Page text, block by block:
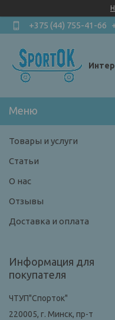
+375 (44) 755-41-66
Товары и услуги
Статьи
О нас
Отзывы
Доставка и оплата
Информация для
покупателя
ЧТУП"Спорток"
220005, г. Минск, пр-т